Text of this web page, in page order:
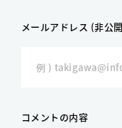
メールアドレス (非公
コメントの内容